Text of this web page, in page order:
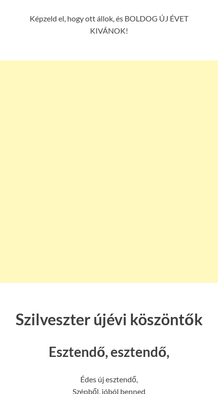
Képzeld el, hogy ott állok, és BOLDOG ÚJ ÉVET
KIVÁNOK!
Szilveszter újévi köszöntők
Esztendő, esztendő,
Édes új esztendő,
Szépből, jóból benned